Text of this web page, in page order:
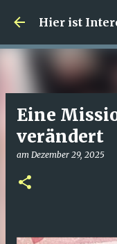
Hier ist
Eine
verändert
am Dezember 29, 2025